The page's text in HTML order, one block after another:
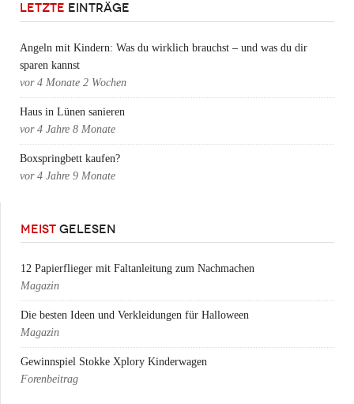
LETZTE EINTRÄGE
Angeln mit Kindern: Was du wirklich brauchst – und was du dir
sparen kannst
vor 4 Monate 2 Wochen
Haus in Lünen sanieren
vor 4 Jahre 8 Monate
Boxspringbett kaufen?
vor 4 Jahre 9 Monate
MEIST GELESEN
12 Papierflieger mit Faltanleitung zum Nachmachen
Magazin
Die besten Ideen und Verkleidungen für Halloween
Magazin
Gewinnspiel Stokke Xplory Kinderwagen
Forenbeitrag